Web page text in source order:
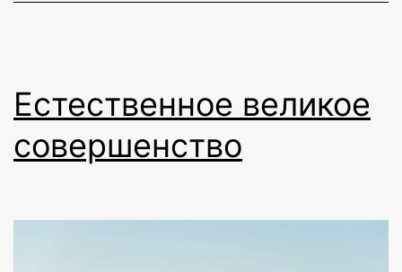
Естественное великое
совершенство